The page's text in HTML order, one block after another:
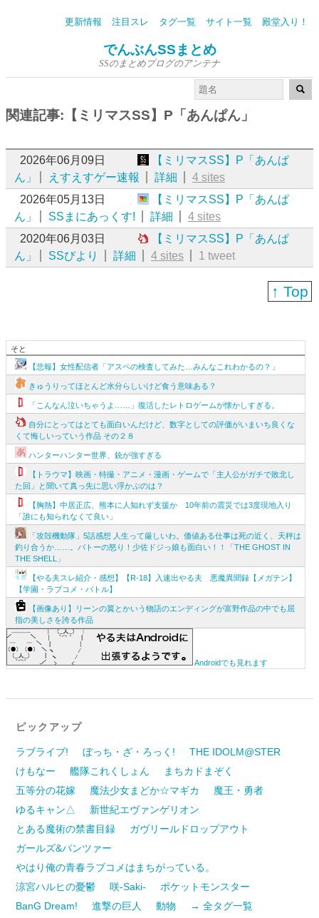
更新情報 注目スレ タグ一覧 サイト一覧 殿堂入り！
でんぶんSSまとめ
SSのまとめブログのアンテナ
関連記事:【ミリマスSS】P「あんぱん」
2026年06月09日
【ミリマスSS】P「あんぱ
ん」
えすえすゲー速報 詳細
4 sites
2026年05月13日
【ミリマスSS】P「あんぱ
ん」
SSまにあっくす! 詳細
4 sites
2020年06月03日
【ミリマスSS】P「あんぱ
ん」
SSびより 詳細 4 sites 1 tweet
↑ Top
そと
【悲報】女性配信者「アスペの検査してみた…みんなこれわかるの？」
きゅうりってほとんど水分らしいけど食う意味ある？
「こんなん泣いちゃうよ……」復活したレトロゲームが懐かしすぎる。
自分にとってはとても面白いんだけど、数字としての評価がいまいち良くな
くて悔しいっていう作品 その２８
ハンターハンター世界、銃が強すぎる
【トラウマ】映画・特撮・アニメ・漫画・ゲームで「主人公がガチで敗北し
た回」と聞いて真っ先に思い浮かぶのは？
【胸熱】中居正広、熊本に人知れず支援か 10年前の震災では3度現地入り
「誰にも知られなくて良い」
「攻殻機動隊」5話感想 人生って厳しいわ。価値ある仕事は死の近く、天秤は
釣り合うか……。バトーの怒り！少佐ドジっ娘も面白い！！「THE GHOST IN
THE SHELL」
【やる夫スレ紹介・感想】【R-18】入速出やる夫 悪魔異聞録【メガテン】
【学園・ラブコメ・バトル】
【画像あり】リーンの翼とかいう物語のエンディングが富野作品の中でも屈
指の美しさを誇る作品
Androidでも見れます
ピックアップ
ラブライブ! ぼっち・ざ・ろっく!
THE IDOLM@STER
けもなー
艦隊これくしょん
まちカドまぞく
五等分の花嫁
魔法少女まどか☆マギカ
魔王・勇者
ゆるキャン△
新世紀エヴァンゲリオン
とある魔術の禁書目録
ガヴリールドロップアウト
ガールズ&パンツァー
やはり俺の青春ラブコメはまちがっている。
涼宮ハルヒの憂鬱
咲-Saki-
ポケットモンスター
BanG Dream!
進撃の巨人 動物 → 全タグ一覧